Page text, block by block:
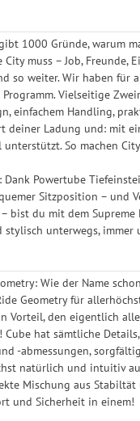
1000 Gründe, warum
muss – Job, Freunde,
so weiter. Wir haben für
Vielseitige
einfachem Handling,
deiner Ladung und: mit
So machen
Dank Powertube
Sitzposition – und
bist du mit dem Supreme
stylisch unterwegs, immer
Wie der Name
Geometry für
Vorteil, den eigentlich
Cube hat sämtliche
-abmessungen,
natürlich und intuitiv
Mischung aus
und Sicherheit in einem!